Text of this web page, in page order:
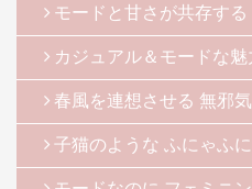
モードと甘さが共存す
カジュアル＆モードな
春風を連想させる 無邪
子猫のような ふにゃふ